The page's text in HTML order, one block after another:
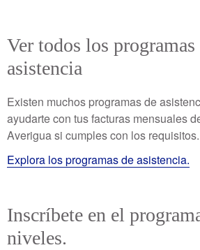
Ver todos los programas
asistencia
Existen muchos programas de
ayudarte con tus facturas mensuales
Averigua si cumples con los requisitos.
Explora los programas de asistencia.
Inscríbete en el
niveles.